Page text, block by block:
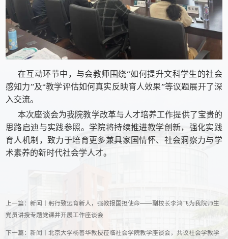
在互动环节中，与会教师围绕“如何提升文科学生的社会
感知力”及“教学评估如何真实反映育人效果”等议题展开了深
入交流。
本次座谈会为我院教学改革与人才培养工作提供了宝贵的
思路启迪与实践参照。学院将持续推进教学创新，强化实践
育人机制，致力于培育更多兼具家国情怀、社会洞察力与学
术素养的新时代社会学人才。
上一篇：新闻丨躬行致远育新人，强教报国担使命——副校长李鸿飞为我院师生
党员讲授专题党课并开展工作座谈会
下一篇：新闻丨北京大学杨善华教授莅临社会学院教学座谈会，共议社会学教学